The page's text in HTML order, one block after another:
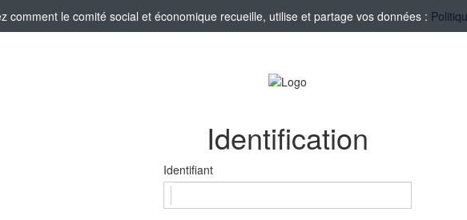
comment le comité social et économique recueille, utilise et partage vos données :
Identification
Identifiant